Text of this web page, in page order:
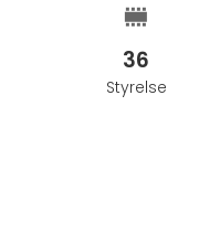
ilmoitetusta
36
Styrelse